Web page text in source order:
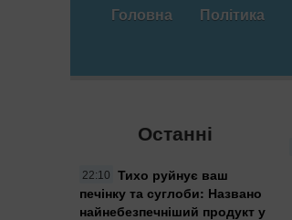
Головна Політика
Останні
22:10
Тихо руйнує ваш
печінку та суглоби: Названо
найнебезпечніший продукт у